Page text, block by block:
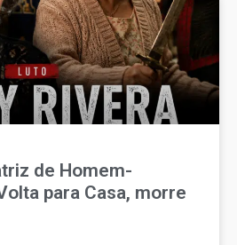
de Homem-
para Casa, morre